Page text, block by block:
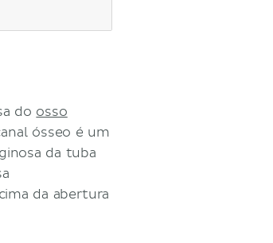
do osso
ósseo é um
da tuba
da abertura